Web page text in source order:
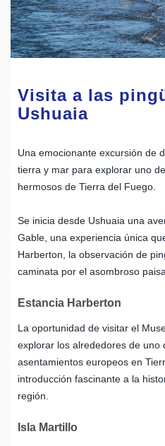
Visita a las
Ushuaia
Una emocionante excursión de
tierra y mar para explorar uno
hermosos de Tierra del Fuego.
Se inicia desde Ushuaia una
Gable, una experiencia única
Harberton, la observación de
caminata por el asombroso
Estancia Harberton
La oportunidad de visitar el
explorar los alrededores de uno
asentamientos europeos en
introducción fascinante a la
región.
Isla Martillo